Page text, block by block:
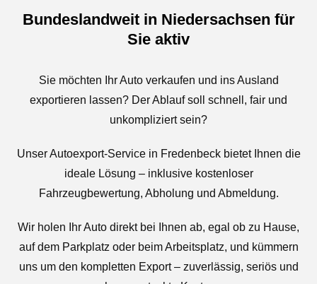
Bundeslandweit in Niedersachsen für
Sie aktiv
Sie möchten Ihr Auto verkaufen und ins Ausland
exportieren lassen? Der Ablauf soll schnell, fair und
unkompliziert sein?
Unser Autoexport-Service in Fredenbeck bietet Ihnen die
ideale Lösung – inklusive kostenloser
Fahrzeugbewertung, Abholung und Abmeldung.
Wir holen Ihr Auto direkt bei Ihnen ab, egal ob zu Hause,
auf dem Parkplatz oder beim Arbeitsplatz, und kümmern
uns um den kompletten Export – zuverlässig, seriös und